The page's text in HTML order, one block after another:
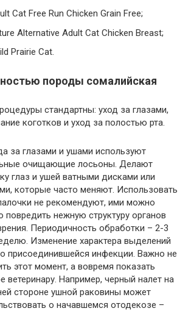
Cat Free Run Chicken Grain Free;
Alternative Adult Cat Chicken Breast;
Prairie Cat.
породы сомалийская
стандартны: уход за глазами,
коготков и уход за полостью рта.
за глазами и ушами используют
очищающие лосьоны. Делают
глаз и ушей ватными дисками или
которые часто меняют. Использовать
не рекомендуют, ими можно
повредить нежную структуру органов
Периодичность обработки – 2-3
Изменение характера выделений
присоединившейся инфекции. Важно не
этот момент, а вовремя показать
ветеринару. Например, черный налет на
стороне ушной раковины может
о начавшемся отодекозе –